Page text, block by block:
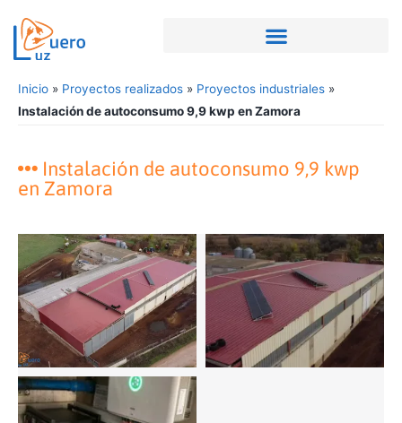
Inicio » Proyectos realizados » Proyectos industriales »
Instalación de autoconsumo 9,9 kwp en Zamora
Instalación de autoconsumo 9,9 kwp
en Zamora